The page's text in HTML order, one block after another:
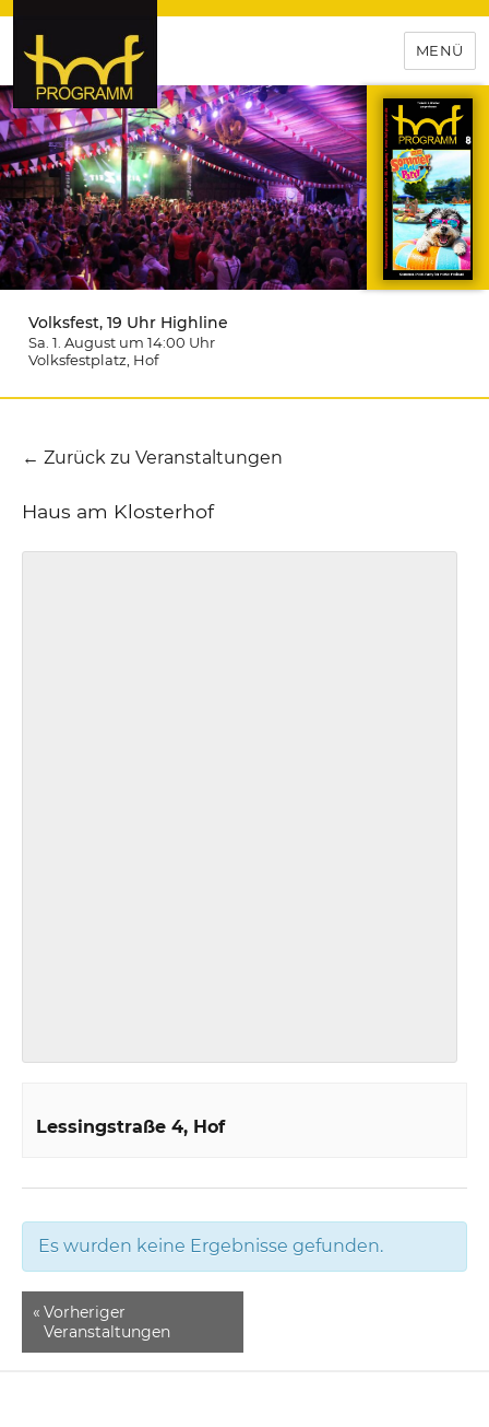
hof-programm – das
Veranstaltungsportal für
Hochfranken
MENÜ
Volksfest, 19 Uhr Highline
Sa. 1. August um 14:00 Uhr
Volksfestplatz , Hof
← Zurück zu Veranstaltungen
Haus am Klosterhof
Lessingstraße 4 Hof
Es wurden keine Ergebnisse gefunden.
« Vorheriger
Veranstaltungen